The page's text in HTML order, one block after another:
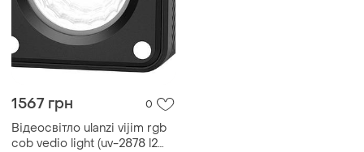
1567 грн 0
Відеосвітло ulanzi vijim rgb
cob vedio light (uv-2878 l2